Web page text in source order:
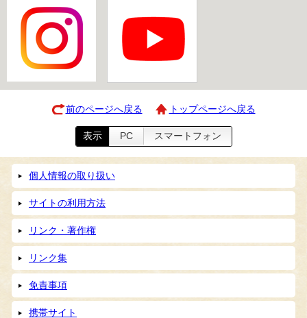
前のページへ戻る トップページへ戻る
表示 PC スマートフォン
個人情報の取り扱い
サイトの利用方法
リンク・著作権
リンク集
免責事項
携帯サイト